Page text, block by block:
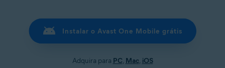
Instalar o Avast One Mobile grátis
Adquira para PC, Mac, iOS